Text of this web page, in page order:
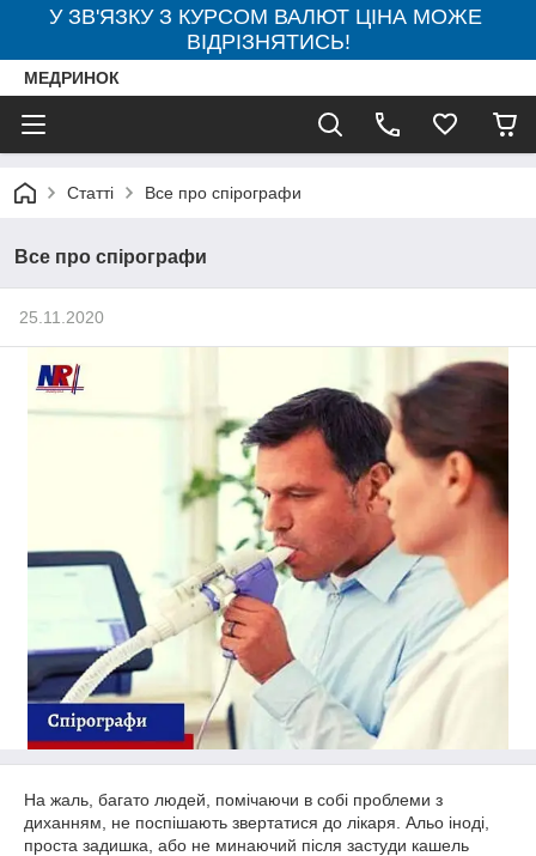
У ЗВ'ЯЗКУ З КУРСОМ ВАЛЮТ ЦІНА МОЖЕ
ВІДРІЗНЯТИСЬ!
МЕДРИНОК
Статті Все про спірографи
Все про спірографи
25.11.2020
На жаль, багато людей, помічаючи в собі проблеми з
диханням, не поспішають звертатися до лікаря. Альо іноді,
проста задишка, або не минаючий після застуди кашель